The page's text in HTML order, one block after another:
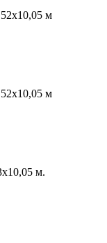
м
м
м.